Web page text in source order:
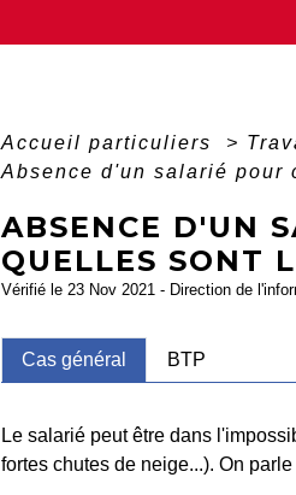
Accueil particuliers >
Absence d'un salarié pour
ABSENCE D'UN
QUELLES SONT
Vérifié le 23 Nov 2021 - Direction de
Cas général BTP
Le salarié peut être dans
fortes chutes de neige...). On